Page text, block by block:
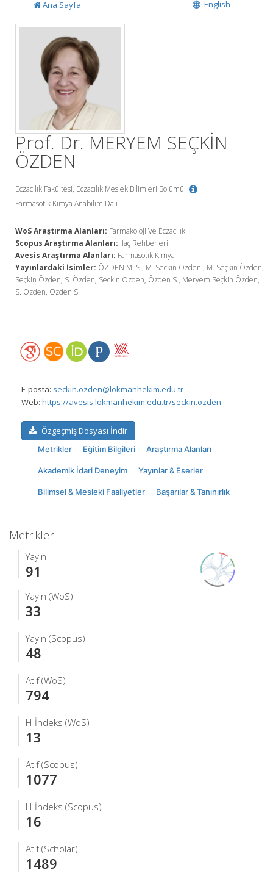
English
Ana Sayfa
Prof. Dr. MERYEM SEÇKİN
ÖZDEN
Eczacılık Fakültesi, Eczacılık Meslek Bilimleri Bölümü
Farmasötik Kimya Anabilim Dalı
WoS Araştırma Alanları: Farmakoloji Ve Eczacılık
Scopus Araştırma Alanları: İlaç Rehberleri
Avesis Araştırma Alanları: Farmasötik Kimya
Yayınlardaki İsimler: ÖZDEN M. S., M. Seckin Ozden , M. Seçkin Özden,
Seçkin Özden, S. Özden, Seckin Ozden, Özden S., Meryem Seçkin Özden,
S. Ozden, Ozden S.
E-posta: seckin.ozden@lokmanhekim.edu.tr
Web: https://avesis.lokmanhekim.edu.tr/seckin.ozden
Özgeçmiş Dosyası İndir
Metrikler Eğitim Bilgileri Araştırma Alanları
Akademik İdari Deneyim Yayınlar & Eserler
Bilimsel & Mesleki Faaliyetler Başarılar & Tanınırlık
Metrikler
Yayın
91
Yayın (WoS)
33
Yayın (Scopus)
48
Atıf (WoS)
794
H-İndeks (WoS)
13
Atıf (Scopus)
1077
H-İndeks (Scopus)
16
Atıf (Scholar)
1489